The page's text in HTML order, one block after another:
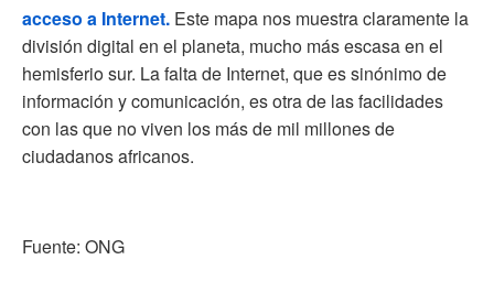
acceso a Internet. Este mapa nos muestra claramente la
división digital en el planeta, mucho más escasa en el
hemisferio sur. La falta de Internet, que es sinónimo de
información y comunicación, es otra de las facilidades
con las que no viven los más de mil millones de
ciudadanos africanos.
Fuente: ONG